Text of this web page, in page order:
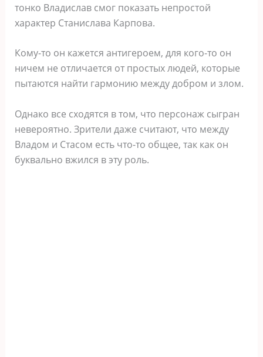
тонко Владислав смог показать непростой
характер Станислава Карпова.
Кому-то он кажется антигероем, для кого-то он
ничем не отличается от простых людей, которые
пытаются найти гармонию между добром и злом.
Однако все сходятся в том, что персонаж сыгран
невероятно. Зрители даже считают, что между
Владом и Стасом есть что-то общее, так как он
буквально вжился в эту роль.